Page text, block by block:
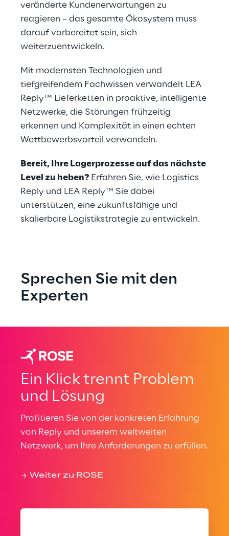
veränderte Kundenerwartungen zu
reagieren – das gesamte Ökosystem muss
darauf vorbereitet sein, sich
weiterzuentwickeln.
Mit modernsten Technologien und
tiefgreifendem Fachwissen verwandelt LEA
Reply™ Lieferketten in proaktive, intelligente
Netzwerke, die Störungen frühzeitig
erkennen und Komplexität in einen echten
Wettbewerbsvorteil verwandeln.
Bereit, Ihre Lagerprozesse auf das nächste
Level zu heben? Erfahren Sie, wie Logistics
Reply und LEA Reply™ Sie dabei
unterstützen, eine zukunftsfähige und
skalierbare Logistikstrategie zu entwickeln.
Sprechen Sie mit den
Experten
Ein Klick trennt Problem
und Lösung
Profitieren Sie von der konkreten Erfahrung
von Reply und unserem weltweiten
Netzwerk, um Ihre Anforderungen zu erfüllen.
Weiter zu ROSE